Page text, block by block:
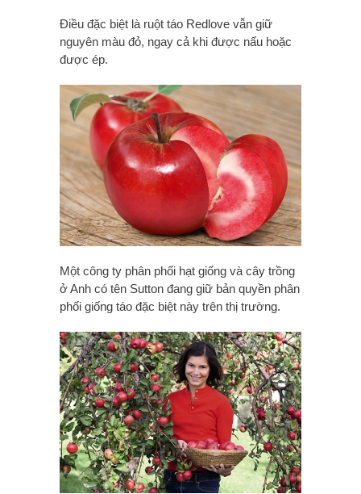
Điều đặc biệt là ruột táo Redlove vẫn giữ
nguyên màu đỏ, ngay cả khi được nấu hoặc
được ép.
Một công ty phân phối hạt giống và cây trồng
ở Anh có tên Sutton đang giữ bản quyền phân
phối giống táo đặc biệt này trên thị trường.